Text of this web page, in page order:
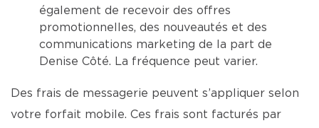
également de recevoir des offres
promotionnelles, des nouveautés et des
communications marketing de la part de
Denise Côté. La fréquence peut varier.
Des frais de messagerie peuvent s’appliquer selon
votre forfait mobile. Ces frais sont facturés par